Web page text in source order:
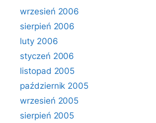
wrzesień 2006
sierpień 2006
luty 2006
styczeń 2006
listopad 2005
październik 2005
wrzesień 2005
sierpień 2005